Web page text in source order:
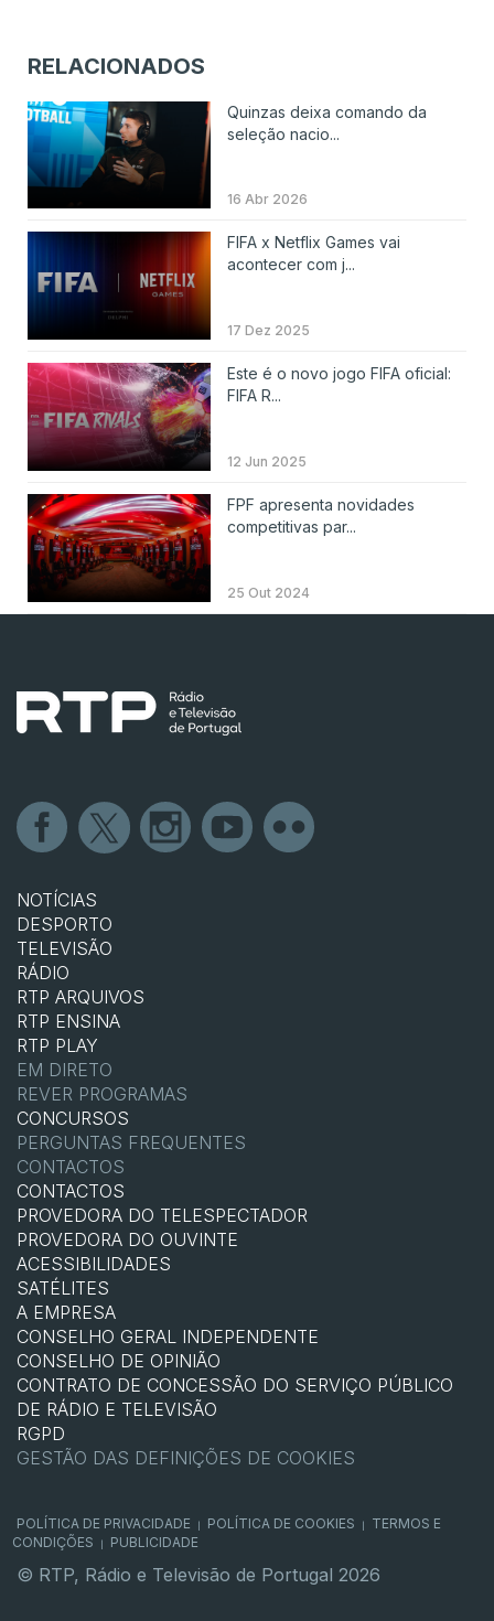
RELACIONADOS
Quinzas deixa comando da
seleção nacio...
16 Abr 2026
FIFA x Netflix Games vai
acontecer com j...
17 Dez 2025
Este é o novo jogo FIFA oficial:
FIFA R...
12 Jun 2025
FPF apresenta novidades
competitivas par...
25 Out 2024
NOTÍCIAS
DESPORTO
TELEVISÃO
RÁDIO
RTP ARQUIVOS
RTP ENSINA
RTP PLAY
EM DIRETO
REVER PROGRAMAS
CONCURSOS
PERGUNTAS FREQUENTES
CONTACTOS
CONTACTOS
PROVEDORA DO TELESPECTADOR
PROVEDORA DO OUVINTE
ACESSIBILIDADES
SATÉLITES
A EMPRESA
CONSELHO GERAL INDEPENDENTE
CONSELHO DE OPINIÃO
CONTRATO DE CONCESSÃO DO SERVIÇO PÚBLICO
DE RÁDIO E TELEVISÃO
RGPD
GESTÃO DAS DEFINIÇÕES DE COOKIES
POLÍTICA DE PRIVACIDADE POLÍTICA DE COOKIES
TERMOS E
CONDIÇÕES
PUBLICIDADE
© RTP, Rádio e Televisão de Portugal 2026